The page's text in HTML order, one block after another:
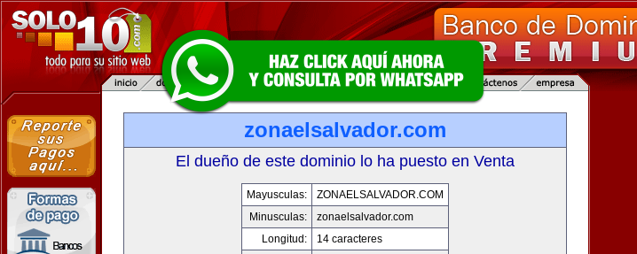
zonaelsalvador.com
El dueño de este dominio lo ha puesto en Venta
Mayusculas:
ZONAELSALVADOR.COM
Minusculas:
zonaelsalvador.com
Longitud:
14 caracteres